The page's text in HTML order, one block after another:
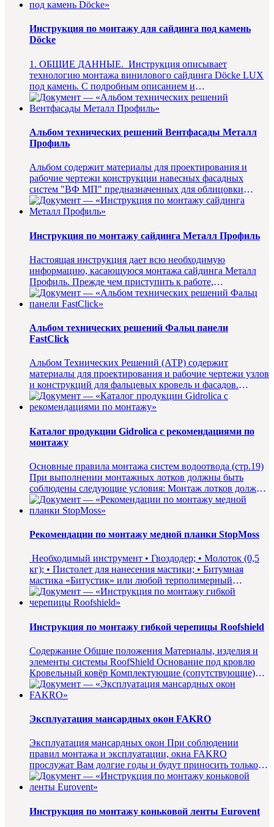
Инструкция по монтажу для сайдинга под камень
Döcke
1. ОБЩИЕ ДАННЫЕ. Инструкция описывает
технологию монтажа винилового сайдинга Döcke LUX
под камень. С подробным описанием и
характеристиками этого ма...
Альбом технических решений Вентфасады Металл
Профиль
Альбом содержит материалы для проектирования и
рабочие чертежи конструкции навесных фасадных
систем "ВФ МП" предназначенных для облицовки
фасадов зданий и дру...
Инструкция по монтажу сайдинга Металл Профиль
Настоящая инструкция дает всю необходимую
информацию, касающуюся монтажа сайдинга Металл
Профиль. Прежде чем приступить к работе,
внимательно прочитайте данную инстр...
Альбом технических решений Фальц панели
FastClick
Альбом Технических Решений (АТР) содержит
материалы для проектирования и рабочие чертежи узлов
и конструкций для фальцевых кровель и фасадов.
Содержание: 1. ...
Каталог продукции Gidrolica с рекомендациями по
монтажу
Основные правила монтажа систем водоотвода (стр.19)
При выполнении монтажных лотков должны быть
соблюдены следующие условия: Монтаж лотков должен
осуществлят...
Рекомендации по монтажу медной планки StopMoss
Необходимый инструмент • Гвоздодер; • Молоток (0,5
кг); • Пистолет для нанесения мастики; • Битумная
мастика «Битустик» или любой терполимерный
эластомер ...
Инструкция по монтажу гибкой черепицы Roofshield
Содержание Общие положения Материалы, изделия и
элементы системы RoofShield Основание под кровлю
Кровельный ковёр Комплектующие (сопутствующие)
материалы и де...
Эксплуатация мансардных окон FAKRO
Эксплуатация мансардных окон При соблюдении
правил монтажа и эксплуатации, окна FAKRO
прослужат Вам долгие годы и будут приносить только
радость. Инструкция по эк...
Инструкция по монтажу коньковой ленты Eurovent